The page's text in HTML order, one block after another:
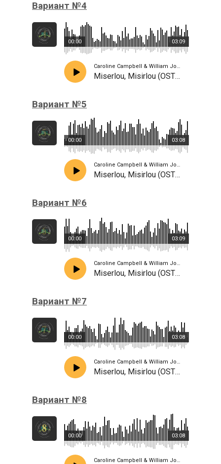
Вариант №4
03:09
00:00
Caroline Campbell & William Joseph, Ebene Quartet, David Garrett
Miserlou, Misirlou (OST Pulp Fiction)
Вариант №5
03:08
00:00
Caroline Campbell & William Joseph, Ebene Quartet, David Garrett
Miserlou, Misirlou (OST Pulp Fiction)
Вариант №6
03:09
00:00
Caroline Campbell & William Joseph, Ebene Quartet, David Garret
Miserlou, Misirlou (OST Pulp Fiction)
Вариант №7
03:08
00:00
Caroline Campbell & William Joseph, Ebene Quartet, David Garret
Miserlou, Misirlou (OST Pulp Fiction)
Вариант №8
03:08
00:00
Caroline Campbell & William Joseph, Ebene Quartet, David Garret